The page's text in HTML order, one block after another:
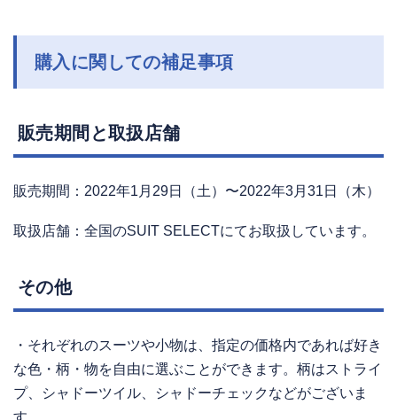
購入に関しての補足事項
販売期間と取扱店舗
販売期間：2022年1月29日（土）〜2022年3月31日（木）
取扱店舗：全国のSUIT SELECTにてお取扱しています。
その他
・それぞれのスーツや小物は、指定の価格内であれば好き
な色・柄・物を自由に選ぶことができます。柄はストライ
プ、シャドーツイル、シャドーチェックなどがございま
す。